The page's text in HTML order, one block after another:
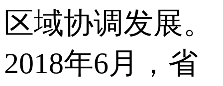
区域协调发展。
2018年6月，省